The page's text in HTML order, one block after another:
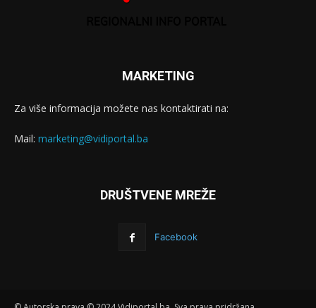
MARKETING
Za više informacija možete nas kontaktirati na:
Mail: marketing@vidiportal.ba
DRUŠTVENE MREŽE
Facebook